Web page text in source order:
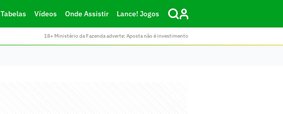
Tabelas Vídeos Onde Assistir Lance! Jogos
18+ Ministério da Fazenda adverte: Aposta não é investimento